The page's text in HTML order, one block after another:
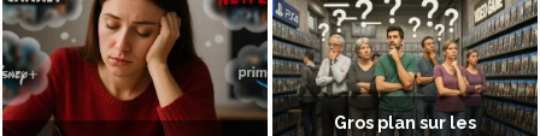
Gros plan sur les